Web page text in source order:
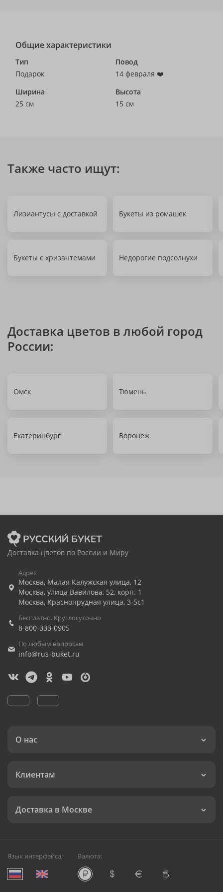
Общие характеристики
Тип
Подарок
Повод
14 февраля ❤️
Ширина
25 см
Высота
15 см
Также часто ищут:
Лизиантусы с доставкой Букеты из ромашек
Букеты с хризантемами Недорогие подсолнухи
Доставка цветов в любой город
России:
Омск Тюмень
Екатеринбург Воронеж
Доставка цветов по России и Миру
Адрес
Москва, Малая Калужская улица, 12
Москва, улица Вавилова, 52, корп. 1
Москва, Краснопрудная улица, 3-5с1
Бесплатно. Круглосуточно
8-800-333-0905
По любым вопросам
info@rus-buket.ru
О нас
Клиентам
Доставка в Москве
Язык интерфейса: Валюта: